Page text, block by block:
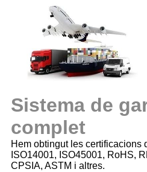
Sistema de
complet
Hem obtingut les certificacions
ISO14001, ISO45001, RoHS,
CPSIA, ASTM i altres.